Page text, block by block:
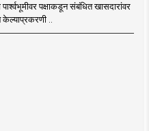
पक्षाकडून संबंधित खासदारांवर
..